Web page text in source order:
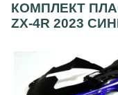
КОМПЛЕКТ
ZX-4R 2023